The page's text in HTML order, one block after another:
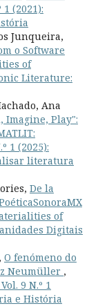
(2021):
Junqueira,
o Software
of
Literature:
Ana
Imagine, Play":
1 (2025):
literatura
De la
of
Digitais
O fenómeno do
Neumüller ,
9 N.º 1
e História